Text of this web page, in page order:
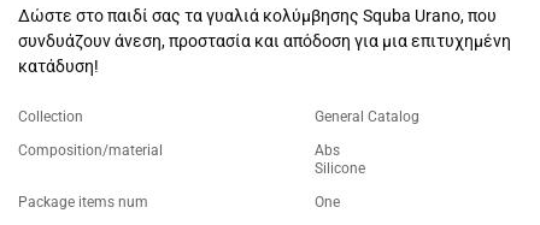
Δώστε στο παιδί σας τα γυαλιά κολύμβησης Squba Urano, που
συνδυάζουν άνεση, προστασία και απόδοση για μια επιτυχημένη
κατάδυση!
Collection
General Catalog
Composition/material
Abs
Silicone
Package items num
One